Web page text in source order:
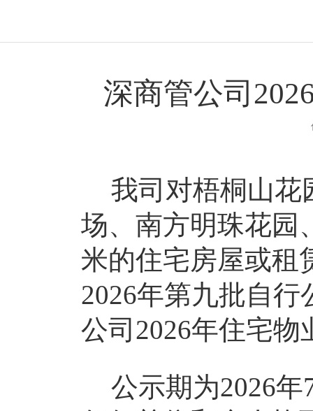
深商管公司
我司 对梧桐山花
场、南方明珠花园
米的住宅房屋或租
2026年第九批自行
公司 2026年住宅
公示期为2026年